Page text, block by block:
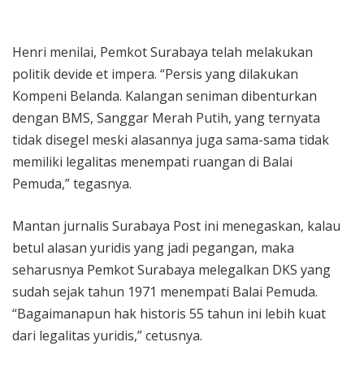
Henri menilai, Pemkot Surabaya telah melakukan
politik devide et impera. “Persis yang dilakukan
Kompeni Belanda. Kalangan seniman dibenturkan
dengan BMS, Sanggar Merah Putih, yang ternyata
tidak disegel meski alasannya juga sama-sama tidak
memiliki legalitas menempati ruangan di Balai
Pemuda,” tegasnya.
Mantan jurnalis Surabaya Post ini menegaskan, kalau
betul alasan yuridis yang jadi pegangan, maka
seharusnya Pemkot Surabaya melegalkan DKS yang
sudah sejak tahun 1971 menempati Balai Pemuda.
“Bagaimanapun hak historis 55 tahun ini lebih kuat
dari legalitas yuridis,” cetusnya.